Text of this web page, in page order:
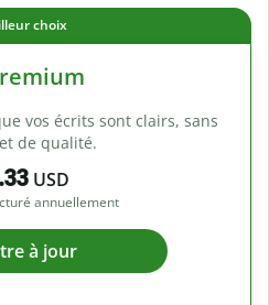
choix
vos écrits sont clairs, sans
de qualité.
USD
annuellement
à jour